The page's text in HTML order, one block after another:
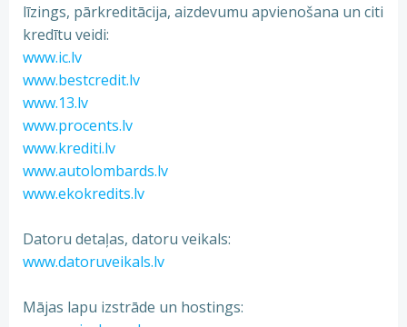
līzings, pārkreditācija, aizdevumu apvienošana un citi
kredītu veidi:
www.ic.lv
www.bestcredit.lv
www.13.lv
www.procents.lv
www.krediti.lv
www.autolombards.lv
www.ekokredits.lv
Datoru detaļas, datoru veikals:
www.datoruveikals.lv
Mājas lapu izstrāde un hostings: